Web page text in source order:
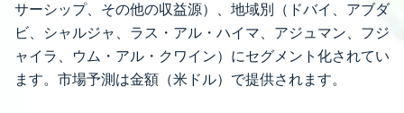
サーシップ、その他の収益源）、地域別（ドバイ、アブダ
ビ、シャルジャ、ラス・アル・ハイマ、アジュマン、フジ
ャイラ、ウム・アル・クワイン）にセグメント化されてい
ます。市場予測は金額（米ドル）で提供されます。